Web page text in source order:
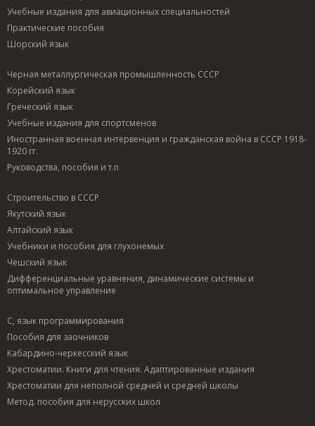
Учебные издания для авиационных специальностей
Практические пособия
Шорский язык
Черная металлургическая промышленность СССР
Корейский язык
Греческий язык
Учебные издания для спортсменов
Иностранная военная интервенция и гражданская война в СССР 1918-
1920 гг.
Руководства, пособия и т.п
Строительство в СССР
Якутский язык
Алтайский язык
Учебники и пособия для глухонемых
Чешский язык
Дифференциальные уравнения, динамические системы и
оптимальное управление
C, язык программирования
Пособия для заочников
Кабардино-черкесский язык
Хрестоматии. Книги для чтения. Адаптированные издания
Хрестоматии для неполной средней и средней школы
Метод. пособия для нерусских школ